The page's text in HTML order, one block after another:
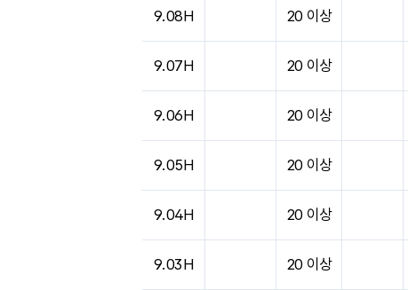
9.08H 20 이상
9.07H 20 이상
9.06H 20 이상
9.05H 20 이상
9.04H 20 이상
9.03H 20 이상